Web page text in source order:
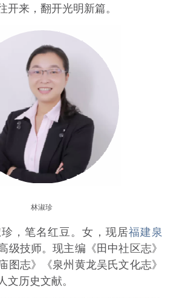
开来，翻开光明新篇。
林淑珍
笔名红豆。女，现居福建泉
级技师。现主编《田中社区志》
图志》《泉州黄龙吴氏文化志》
文历史文献。